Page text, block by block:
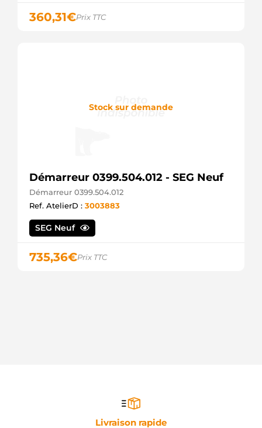
360,31€Prix TTC
Stock sur demande
Démarreur 0399.504.012 - SEG Neuf
Démarreur 0399.504.012
Ref. AtelierD : 3003883
SEG Neuf
735,36€Prix TTC
Livraison rapide